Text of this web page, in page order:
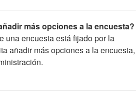
más opciones a la encuesta?
una encuesta está fijado por la
añadir más opciones a la encuesta,